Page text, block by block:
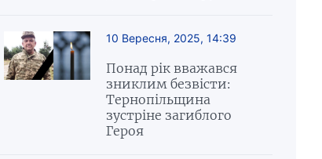
10 Вересня, 2025, 14:39
Понад рік вважався
зниклим безвісти:
Тернопільщина
зустріне загиблого
Героя